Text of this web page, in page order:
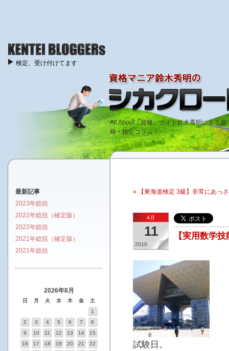
All About「資格」ガイド鈴木秀明による資
格・検定コラム！
検定、受け付けてます
« 【東海道検定 3級】非常にあっ
4月
11
2010
【実用数学
試験日。
最新記事
2023年総括
2022年総括（確定版）
2022年総括
2021年総括（確定版）
2021年総括
2026年8月
日 月 火 水 木 金 土
1
2
3 4 5 6 7
8
9
10 11 12 13 14
15
16
17 18 19 20 21
22